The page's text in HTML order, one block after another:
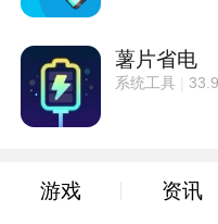
薯片省电
系统工具|
游戏 资讯